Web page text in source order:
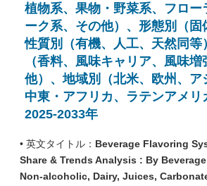
植物系、果物・野菜系、フロー
ーク系、その他）、形態別（固
性質別（有機、人工、天然同等
（香料、風味キャリア、風味
他）、地域別（北米、欧州、ア
中東・アフリカ、ラテンアメリ
2025-2033年
• 英文タイトル： Beverage Flavoring
Share & Trends Analysis : By
Non-alcoholic, Dairy, Juices,